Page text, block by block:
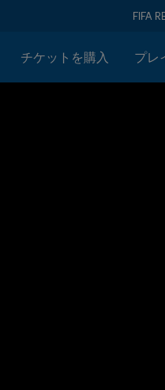
FIFA
チケットを購入 プレ